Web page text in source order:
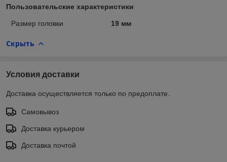
Пользовательские характеристики
Размер головки 19 мм
Скрыть
Условия доставки
Доставка осуществляется только по предоплате.
Самовывоз
Доставка курьером
Доставка почтой